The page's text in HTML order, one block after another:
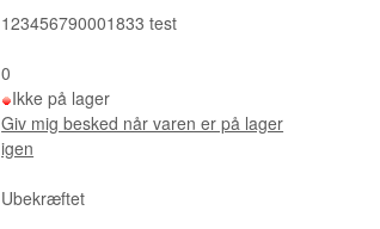
123456790001833 test
0
Ikke på lager
Giv mig besked når varen er på lager
igen
Ubekræftet